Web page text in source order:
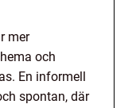
mer
och
En informell
spontan, där